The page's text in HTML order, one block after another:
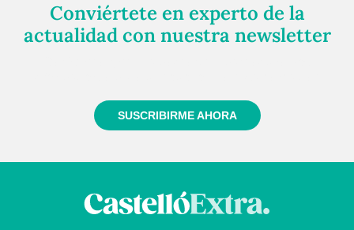
Conviértete en experto de la
actualidad con nuestra newsletter
SUSCRIBIRME AHORA